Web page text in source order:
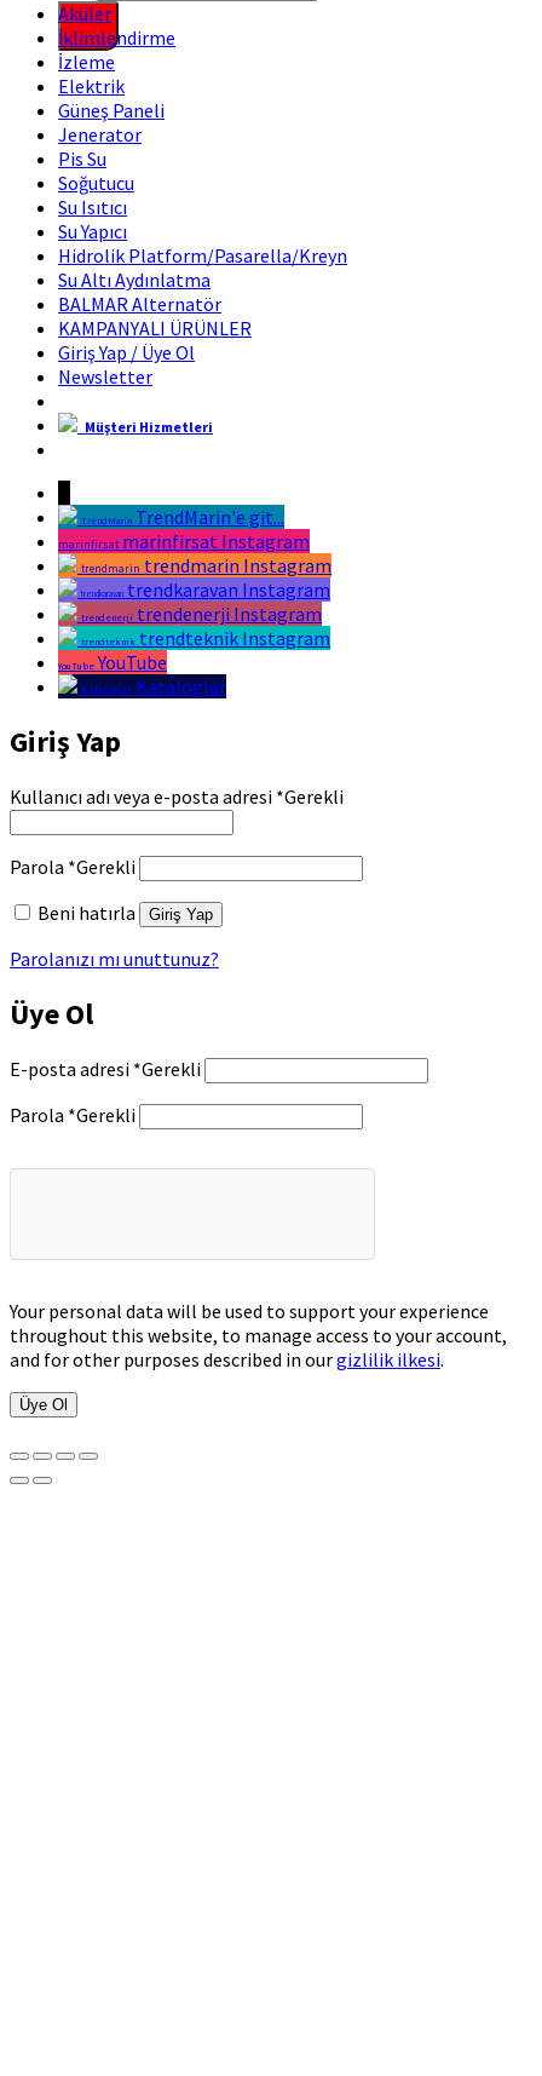
Aküler
İklimlendirme
İzleme
Elektrik
Güneş Paneli
Jenerator
Pis Su
Soğutucu
Su Isıtıcı
Su Yapıcı
Hidrolik Platform/Pasarella/Kreyn
Su Altı Aydınlatma
BALMAR Alternatör
KAMPANYALI ÜRÜNLER
Giriş Yap / Üye Ol
Newsletter
Müşteri Hizmetleri
TrendMarin TrendMarin'e git...
marinfirsat marinfirsat Instagram
trendmarin trendmarin Instagram
trendkaravan trendkaravan Instagram
trendenerji trendenerji Instagram
trendteknik trendteknik Instagram
YouTube YouTube
Kataloglar Kataloglar
Giriş Yap
Kullanıcı adı veya e-posta adresi *Gerekli
Parola *Gerekli
Beni hatırla
Giriş Yap
Parolanızı mı unuttunuz?
Üye Ol
E-posta adresi *Gerekli
Parola *Gerekli
Your personal data will be used to support your experience
throughout this website, to manage access to your account,
and for other purposes described in ourgizlilik ilkesi.
Üye Ol